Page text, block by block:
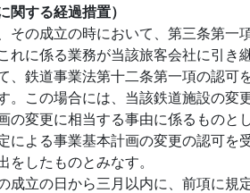
関する経過措置）
その成立の時において、第三条第一
れに係る業務が当該旅客会社に引き
、鉄道事業法第十二条第一項の認可
。この場合には、当該鉄道施設の変
の変更に相当する事由に係るものと
による事業基本計画の変更の認可を
したものとみなす。
成立の日から三月以内に、前項に規